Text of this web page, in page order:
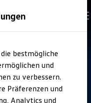
bestmögliche
und
zu verbessern.
Präferenzen und
Analytics und